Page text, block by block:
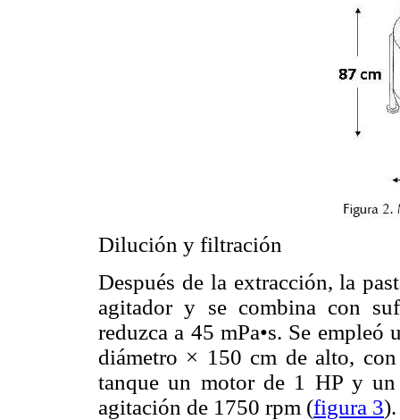
Dilución y filtración
Después de la extracción, la
agitador y se combina con
reduzca a 45 mPa•s. Se
diámetro × 150 cm de alto,
tanque un motor de 1 HP y
agitación de 1750 rpm (figura 3).